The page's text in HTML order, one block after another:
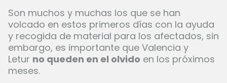
Son muchos y muchas los que se han
volcado en estos primeros días con la ayuda
y recogida de material para los afectados, sin
embargo, es importante que Valencia y
Letur no queden en el olvido en los próximos
meses.